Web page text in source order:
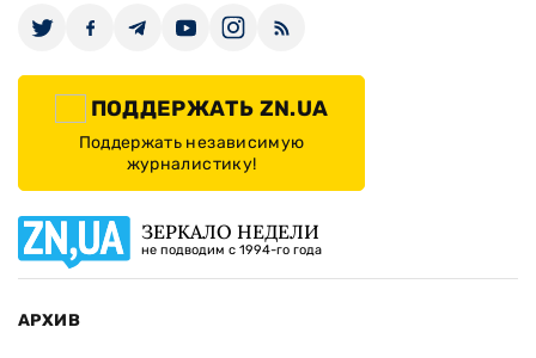
ПОДДЕРЖАТЬ ZN.UA
Поддержать независимую
журналистику!
ЗЕРКАЛО НЕДЕЛИ
не подводим с 1994-го года
АРХИВ